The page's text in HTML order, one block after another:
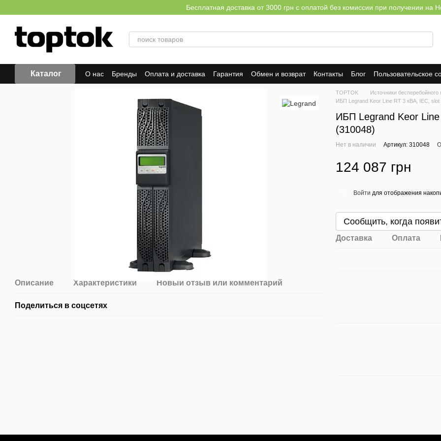
Бесплатная доставка от 3000 грн с оплатой без комиссии при получении на
Каталог О нас Бренды Оплата и доставка Гарантия Обмен и возврат Контакты Блог
Пользовательское
Отзывы о магазине
Описание Характеристики Новый отзыв или комментарий
Поделиться в соцсетях
TOPTOK Источники бесперебойного
ИБП Legrand Keor Line RT 3 кВА, IEC, slot
ИБП Legrand Keor
(310048)
Нет в наличии Артикул: 310048
124 087 грн
Войти для отображения
Сообщить, когда
Доставка Оплата